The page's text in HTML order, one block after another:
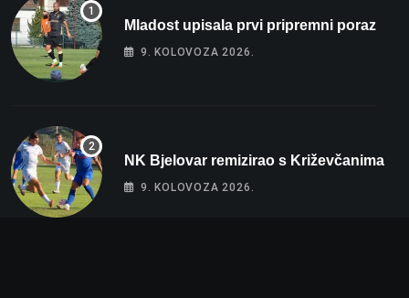
Mladost upisala prvi pripremni poraz
9. KOLOVOZA 2026.
NK Bjelovar remizirao s Križevčanima
9. KOLOVOZA 2026.